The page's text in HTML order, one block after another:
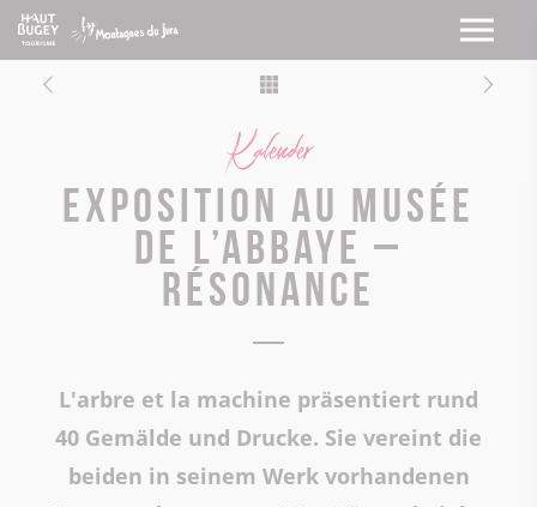
Kalender
Exposition au Musée
de l’Abbaye –
Résonance
L'arbre et la machine präsentiert rund
40 Gemälde und Drucke. Sie vereint die
beiden in seinem Werk vorhandenen